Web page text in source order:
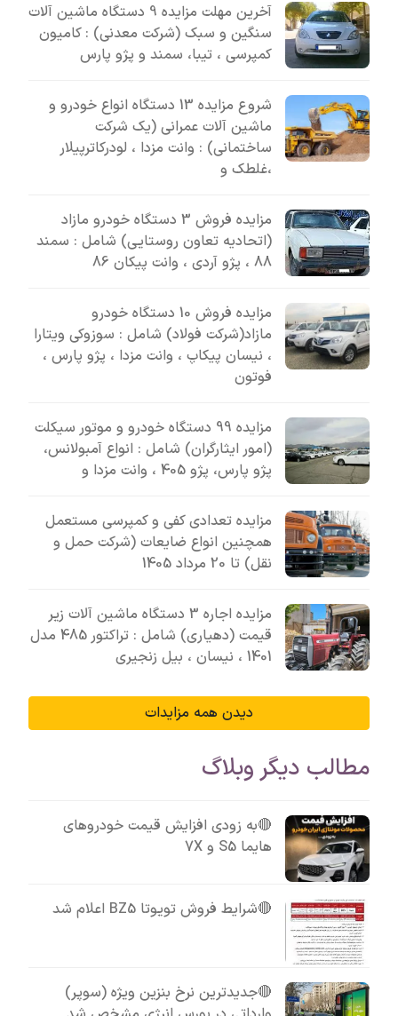
آخرین مهلت مزایده 9 دستگاه ماشین آلات
سنگین و سبک (شرکت معدنی) : کامیون
کمپرسی ، تیبا، سمند و پژو پارس
شروع مزایده 13 دستگاه انواع خودرو و
ماشین آلات عمرانی (یک شرکت
ساختمانی) : وانت مزدا ، لودرکاترپیلار
،غلطک و
مزایده فروش 3 دستگاه خودرو مازاد
(اتحادیه تعاون روستایی) شامل : سمند
88 ، پژو آردی ، وانت پیکان 86
مزایده فروش 10 دستگاه خودرو
مازاد(شرکت فولاد) شامل : سوزوکی ویتارا
، نیسان پیکاپ ، وانت مزدا ، پژو پارس ،
فوتون
مزایده 99 دستگاه خودرو و موتور سیکلت
(امور ایثارگران) شامل : انواع آمبولانس،
پژو پارس، پژو 405 ، وانت مزدا و
مزایده تعدادی کفی و کمپرسی مستعمل
همچنین انواع ضایعات (شرکت حمل و
نقل) تا 20 مرداد 1405
مزایده اجاره 3 دستگاه ماشین آلات زیر
قیمت (دهیاری) شامل : تراکتور 485 مدل
1401 ، نیسان ، بیل زنجیری
دیدن همه مزایدات
مطالب دیگر وبلاگ
🔴به زودی افزایش قیمت خودروهای
هایما S5 و 7X
🔴شرایط فروش تویوتا BZ5 اعلام شد
🔴جدیدترین نرخ بنزین ویژه (سوپر)